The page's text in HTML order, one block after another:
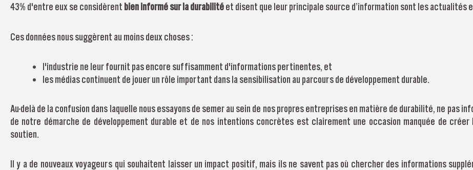
43% d'entre eux se considèrent bien informé sur la durabilitéet disent que leur principale source d’information sont les actualités
Ces données nous suggèrent au moins deux choses :
l'industrie ne leur fournit pas encore suffisamment d'informations pertinentes, et
les médias continuent de jouer un rôle important dans la sensibilisation au parcours de développement durable.
Au-delà de la confusion dans laquelle nous essayons de semer au sein de nos propres entreprises en matière de durabilité, ne pas
de notre démarche de développement durable et de nos intentions concrètes est clairement une occasion manquée de
soutien.
Il y a de nouveaux voyageurs qui souhaitent laisser un impact positif, mais ils ne savent pas où chercher des informations